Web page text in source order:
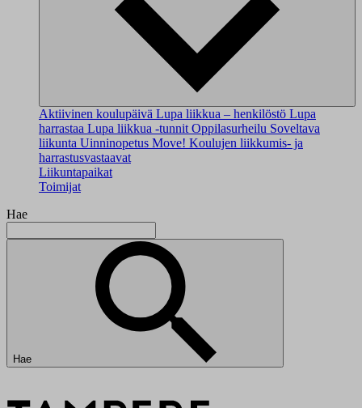
Aktiivinen koulupäivä Lupa liikkua – henkilöstö Lupa
harrastaa Lupa liikkua -tunnit Oppilasurheilu Soveltava
liikunta Uinninopetus Move! Koulujen liikkumis- ja
harrastusvastaavat
Liikuntapaikat
Toimijat
Hae
Hae